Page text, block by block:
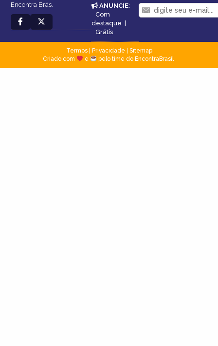
Encontra Brás.
ANUNCIE:
Com
destaque |
Grátis
Termos| Privacidade
Sitemap
Criado com
e pelo time do EncontraBrasil